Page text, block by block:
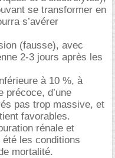
se transformer en
s’avérer
(fausse), avec
2-3 jours après les
à 10 %, à
précoce, d’une
pas trop massive, et
favorables.
rénale et
les conditions
mortalité.